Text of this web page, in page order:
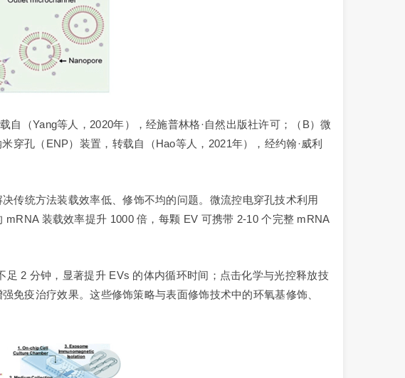
（Yang等人，2020年），经施普林格·自然出版社许可；（B）微
穿孔（ENP）装置，转载自（Hao等人，2021年），经约翰·威利
传统方法装载效率低、修饰不均的问题。微流控电穿孔技术利用
装载效率提升 1000 倍，每颗 EV 可携带 2-10 个完整 mRNA
2 分钟，显著提升 EVs 的体内循环时间；点击化学与光控释放技
免疫治疗效果。这些修饰策略与表面修饰技术中的环氧基修饰、